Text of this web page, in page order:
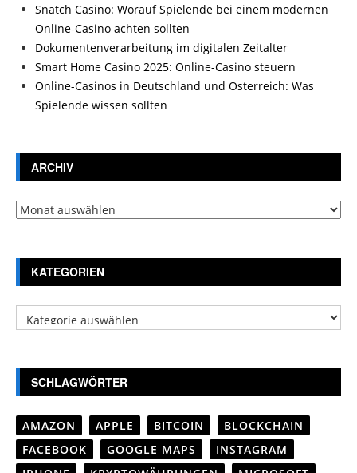
Snatch Casino: Worauf Spielende bei einem modernen
Online-Casino achten sollten
Dokumentenverarbeitung im digitalen Zeitalter
Smart Home Casino 2025: Online-Casino steuern
Online-Casinos in Deutschland und Österreich: Was
Spielende wissen sollten
ARCHIV
Archiv
KATEGORIEN
Kategorien
SCHLAGWÖRTER
AMAZON APPLE BITCOIN
BLOCKCHAIN
FACEBOOK
GOOGLE MAPS
INSTAGRAM